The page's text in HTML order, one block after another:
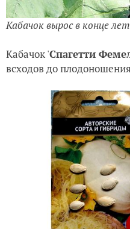
Кабачок вырос в конце
Кабачок 'Спагетти
всходов до